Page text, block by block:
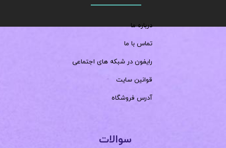
سوالات
درباره ما
تماس با ما
رایفون در شبکه های اجتماعی
قوانین سایت
آدرس فروشگاه